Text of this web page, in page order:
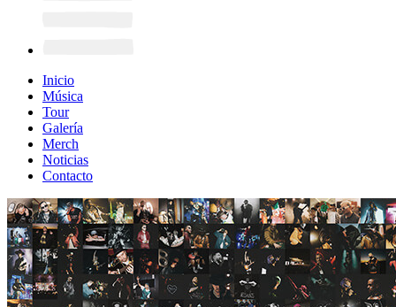
Inicio
Música
Tour
Galería
Merch
Noticias
Contacto